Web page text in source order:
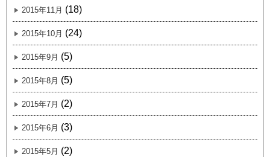
2015年11月 (18)
2015年10月 (24)
2015年9月 (5)
2015年8月 (5)
2015年7月 (2)
2015年6月 (3)
2015年5月 (2)